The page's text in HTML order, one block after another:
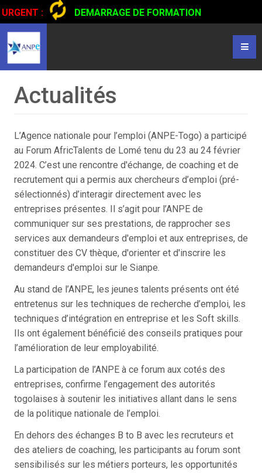
URGENT :
DEMARRAGE DE FORMATION
CERTIFIANTE EN CONDUITE DE CAMIONS...CLIQUER POUR
LIRE
Actualités
L’Agence nationale pour l’emploi (ANPE-Togo) a participé
au Forum AfricTalents de Lomé tenu du 23 au 24 février
2024. C’est une rencontre d'échange, de coaching et de
recrutement qui a permis aux chercheurs d’emploi (pré-
sélectionnés) d’interagir directement avec les
entreprises présentes. Il s’agit pour l’ANPE de
communiquer sur ses prestations, de rapprocher ses
services aux demandeurs d'emploi et aux entreprises, de
constituer des CV thèque, d'orienter et d'inscrire les
demandeurs d'emploi sur le Sianpe.
Au stand de l’ANPE, les jeunes talents présents ont été
entretenus sur les techniques de recherche d’emploi, les
techniques d’intégration en entreprise et les Soft skills.
Ils ont également bénéficié des conseils pratiques pour
l’amélioration de leur employabilité.
La participation de l’ANPE à ce forum aux cotés des
entreprises, confirme l’engagement des autorités
togolaises à soutenir les initiatives allant dans le sens
de la politique nationale de l’emploi.
En dehors des échanges B to B avec les recruteurs et
des ateliers de coaching, les participants au forum sont
sensibilisés sur les métiers porteurs, les opportunités